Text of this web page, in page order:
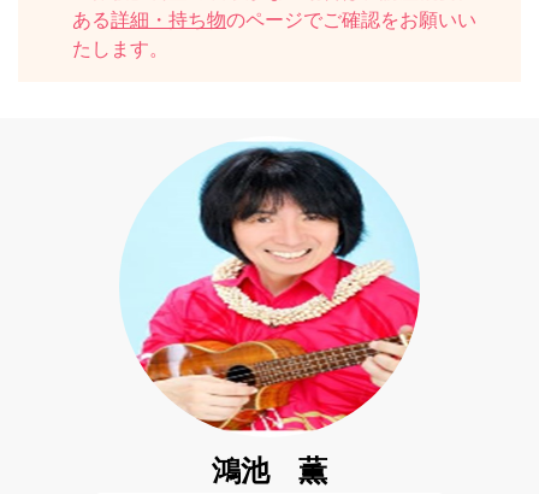
ある詳細・持ち物のページでご確認をお願いい
たします。
鴻池 薫